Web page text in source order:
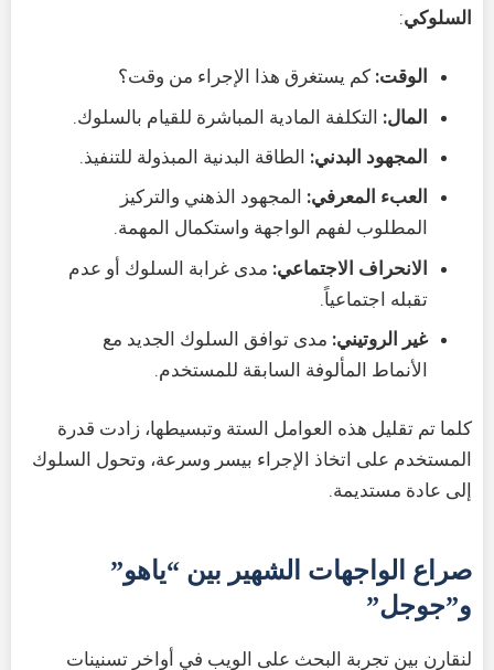
السلوكي:
الوقت: كم يستغرق هذا الإجراء من وقت؟
المال: التكلفة المادية المباشرة للقيام بالسلوك.
المجهود البدني: الطاقة البدنية المبذولة للتنفيذ.
العبء المعرفي: المجهود الذهني والتركيز
المطلوب لفهم الواجهة واستكمال المهمة.
الانحراف الاجتماعي: مدى غرابة السلوك أو عدم
تقبله اجتماعياً.
غير الروتيني: مدى توافق السلوك الجديد مع
الأنماط المألوفة السابقة للمستخدم.
كلما تم تقليل هذه العوامل الستة وتبسيطها، زادت قدرة
المستخدم على اتخاذ الإجراء بيسر وسرعة، وتحول السلوك
إلى عادة مستديمة.
صراع الواجهات الشهير بين “ياهو”
و”جوجل”
لنقارن بين تجربة البحث على الويب في أواخر تسنينات